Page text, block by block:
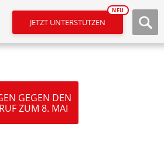
JETZT UNTERSTÜTZEN
NEU
GEGEN DEN
ZUM 8. MAI